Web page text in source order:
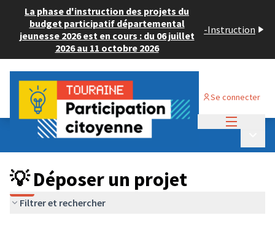
La phase d'instruction des projets du
budget participatif départemental
jeunesse 2026 est en cours : du 06 juillet
2026 au 11 octobre 2026
-Instruction
Se connecter
Budget Participatif ADULTE 2024
💡 Déposer un projet
💡 Déposer un projet
Filtrer et rechercher